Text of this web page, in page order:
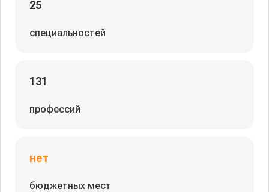
25
специальностей
131
профессий
нет
бюджетных мест